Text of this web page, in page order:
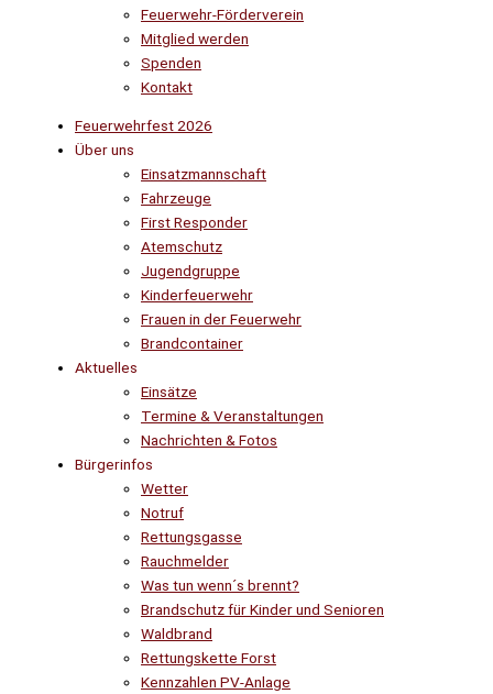
Feuerwehr-Förderverein
Mitglied werden
Spenden
Kontakt
Feuerwehrfest 2026
Über uns
Einsatzmannschaft
Fahrzeuge
First Responder
Atemschutz
Jugendgruppe
Kinderfeuerwehr
Frauen in der Feuerwehr
Brandcontainer
Aktuelles
Einsätze
Termine & Veranstaltungen
Nachrichten & Fotos
Bürgerinfos
Wetter
Notruf
Rettungsgasse
Rauchmelder
Was tun wenn´s brennt?
Brandschutz für Kinder und Senioren
Waldbrand
Rettungskette Forst
Kennzahlen PV-Anlage